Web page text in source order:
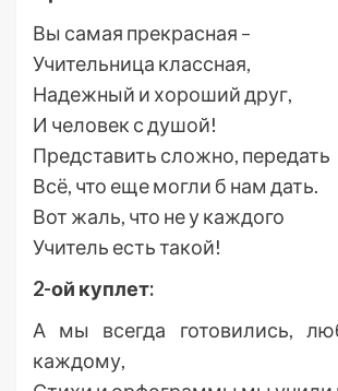
Вы самая прекрасная –
Учительница классная,
Надежный и хороший друг,
И человек с душой!
Представить сложно, передать
Всё, что еще могли б нам дать.
Вот жаль, что не у каждого
Учитель есть такой!
2-ой куплет:
А мы всегда готовились,
каждому,